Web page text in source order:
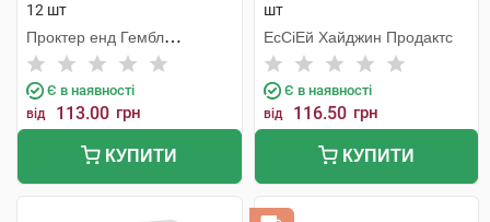
12 шт
Проктер енд Гембл
Мануфекчурінг
Є в наявності
від 113.00 грн
КУПИТИ
шт
ЕсСіЕй Хайджин Продактс
Є в наявності
від 116.50 грн
КУПИТИ